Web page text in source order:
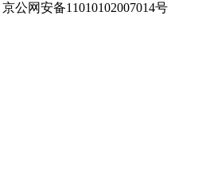
京公网安备11010102007014号